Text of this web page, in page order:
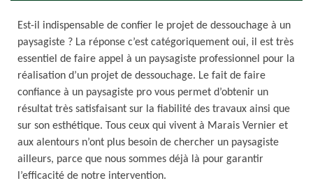
Est-il indispensable de confier le projet de dessouchage à un
paysagiste ? La réponse c’est catégoriquement oui, il est très
essentiel de faire appel à un paysagiste professionnel pour la
réalisation d’un projet de dessouchage. Le fait de faire
confiance à un paysagiste pro vous permet d’obtenir un
résultat très satisfaisant sur la fiabilité des travaux ainsi que
sur son esthétique. Tous ceux qui vivent à Marais Vernier et
aux alentours n’ont plus besoin de chercher un paysagiste
ailleurs, parce que nous sommes déjà là pour garantir
l’efficacité de notre intervention.